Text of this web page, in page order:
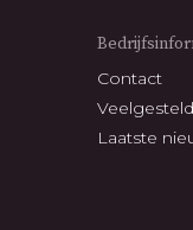
Contact
Laatste